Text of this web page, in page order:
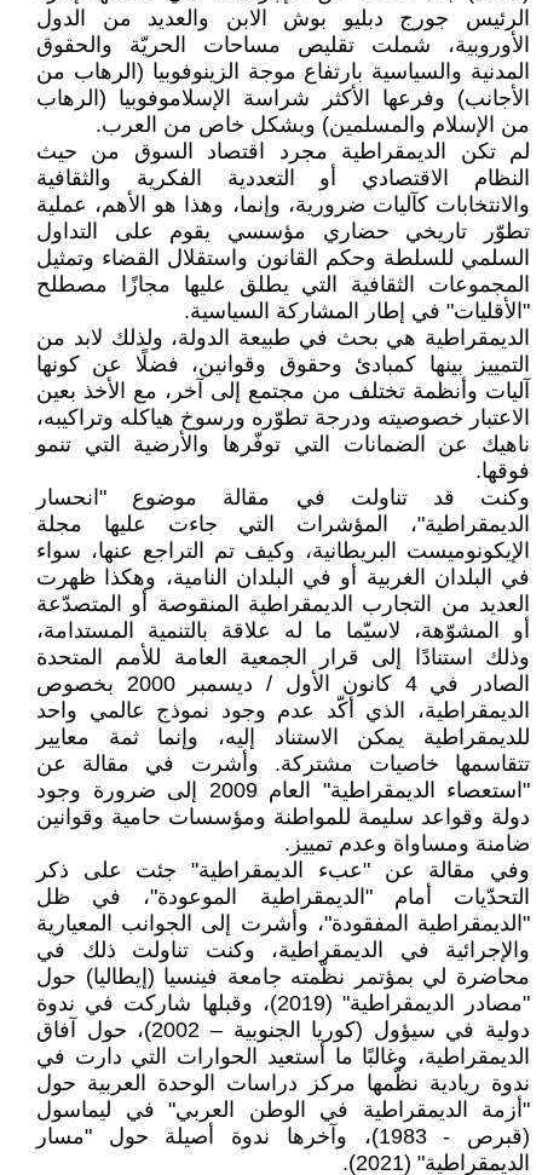
الرئيس جورج دبليو بوش الابن والعديد من الدول
الأوروبية، شملت تقليص مساحات الحريّة والحقوق
المدنية والسياسية بارتفاع موجة الزينوفوبيا (الرهاب من
الأجانب) وفرعها الأكثر شراسة الإسلاموفوبيا (الرهاب
من الإسلام والمسلمين) وبشكل خاص من العرب.
لم تكن الديمقراطية مجرد اقتصاد السوق من حيث
النظام الاقتصادي أو التعددية الفكرية والثقافية
والانتخابات كآليات ضرورية، وإنما، وهذا هو الأهم، عملية
تطوّر تاريخي حضاري مؤسسي يقوم على التداول
السلمي للسلطة وحكم القانون واستقلال القضاء وتمثيل
المجموعات الثقافية التي يطلق عليها مجازًا مصطلح
"الأقليات" في إطار المشاركة السياسية.
الديمقراطية هي بحث في طبيعة الدولة، ولذلك لابد من
التمييز بينها كمبادئ وحقوق وقوانين، فضلًا عن كونها
آليات وأنظمة تختلف من مجتمع إلى آخر، مع الأخذ بعين
الاعتبار خصوصيته ودرجة تطوّره ورسوخ هياكله وتراكيبه،
ناهيك عن الضمانات التي توفّرها والأرضية التي تنمو
فوقها.
وكنت قد تناولت في مقالة موضوع "انحسار
الديمقراطية"، المؤشرات التي جاءت عليها مجلة
الإيكونوميست البريطانية، وكيف تم التراجع عنها، سواء
في البلدان الغربية أو في البلدان النامية، وهكذا ظهرت
العديد من التجارب الديمقراطية المنقوصة أو المتصدّعة
أو المشوّهة، لاسيّما ما له علاقة بالتنمية المستدامة،
وذلك استنادًا إلى قرار الجمعية العامة للأمم المتحدة
الصادر في 4 كانون الأول / ديسمبر 2000 بخصوص
الديمقراطية، الذي أكّد عدم وجود نموذج عالمي واحد
للديمقراطية يمكن الاستناد إليه، وإنما ثمة معايير
تتقاسمها خاصيات مشتركة. وأشرت في مقالة عن
"استعصاء الديمقراطية" العام 2009 إلى ضرورة وجود
دولة وقواعد سليمة للمواطنة ومؤسسات حامية وقوانين
ضامنة ومساواة وعدم تمييز.
وفي مقالة عن "عبء الديمقراطية" جئت على ذكر
التحدّيات أمام "الديمقراطية الموعودة"، في ظل
"الديمقراطية المفقودة"، وأشرت إلى الجوانب المعيارية
والإجرائية في الديمقراطية، وكنت تناولت ذلك في
محاضرة لي بمؤتمر نظّمته جامعة فينسيا (إيطاليا) حول
"مصادر الديمقراطية" (2019)، وقبلها شاركت في ندوة
دولية في سيؤول (كوريا الجنوبية – 2002)، حول آفاق
الديمقراطية، وغالبًا ما أستعيد الحوارات التي دارت في
ندوة ريادية نظّمها مركز دراسات الوحدة العربية حول
"أزمة الديمقراطية في الوطن العربي" في ليماسول
(قبرص - 1983)، وآخرها ندوة أصيلة حول "مسار
الديمقراطية" (2021).